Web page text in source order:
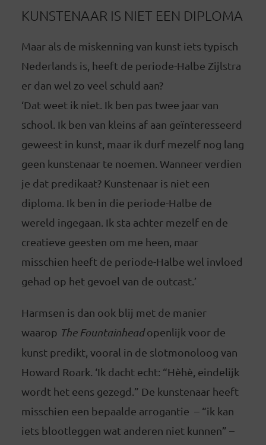
KUNSTENAAR IS NIET EEN DIPLOMA
Maar als de miskenning van kunst iets typisch
Nederlands is, heeft de periode-Halbe Zijlstra
er dan wel zo veel schuld aan?
‘Dat weet ik niet. Ik ben pas twee jaar van
school. Ik ben van kleins af aan geïnteresseerd
geweest in kunst, maar ik durf mezelf nog lang
geen kunstenaar te noemen. Wanneer verdien
je dat predikaat? Kunstenaar is niet een
diploma. Ik ben in die periode-Halbe de
wereld ingegaan. Ik sta achter mezelf en de
creatieve geesten om me heen, maar
misschien heeft de periode-Halbe wel invloed
gehad op het gevoel van de outcast.’
Harmsen is dan ook blij met de manier
waarop The Fountainheadopenlijk voor de
kunst predikt, vooral in de slotmonoloog van
Howard Roark. ‘Ik dacht echt: “Hèhè, eindelijk
wordt het eens gezegd.” De kunstenaar heeft
misschien een bepaalde arrogantie – “ik kan
iets blootleggen wat anderen niet kunnen” –